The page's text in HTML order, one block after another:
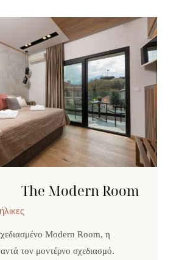
The Modern Room
Modern Room, η
τον μοντέρνο σχεδιασμό.